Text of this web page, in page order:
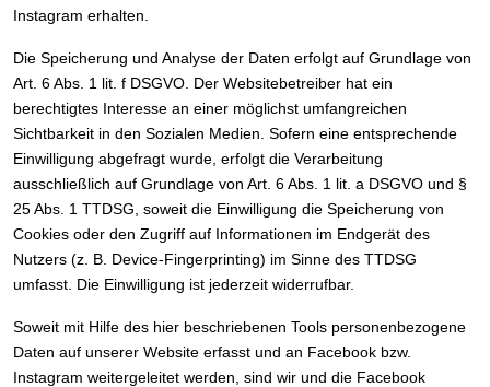
Instagram erhalten.
Die Speicherung und Analyse der Daten erfolgt auf Grundlage von
Art. 6 Abs. 1 lit. f DSGVO. Der Websitebetreiber hat ein
berechtigtes Interesse an einer möglichst umfangreichen
Sichtbarkeit in den Sozialen Medien. Sofern eine entsprechende
Einwilligung abgefragt wurde, erfolgt die Verarbeitung
ausschließlich auf Grundlage von Art. 6 Abs. 1 lit. a DSGVO und §
25 Abs. 1 TTDSG, soweit die Einwilligung die Speicherung von
Cookies oder den Zugriff auf Informationen im Endgerät des
Nutzers (z. B. Device-Fingerprinting) im Sinne des TTDSG
umfasst. Die Einwilligung ist jederzeit widerrufbar.
Soweit mit Hilfe des hier beschriebenen Tools personenbezogene
Daten auf unserer Website erfasst und an Facebook bzw.
Instagram weitergeleitet werden, sind wir und die Facebook